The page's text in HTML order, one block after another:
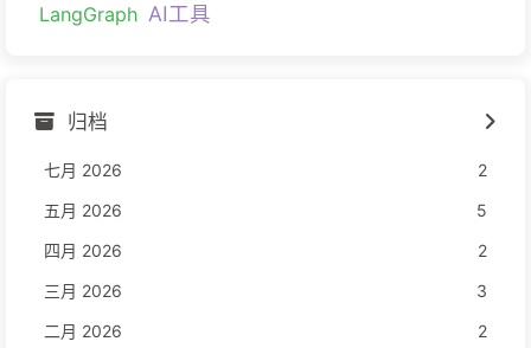
LangGraph AI工具
归档
七月 2026
2
五月 2026
5
四月 2026
2
三月 2026
3
二月 2026
2